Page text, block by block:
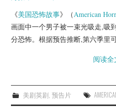
《美国恐怖故事》（American
画面中一个男子被一束光吸走,吸
分恐怖。根据预告推断,第六季里
阅读全
美剧英剧 预告片